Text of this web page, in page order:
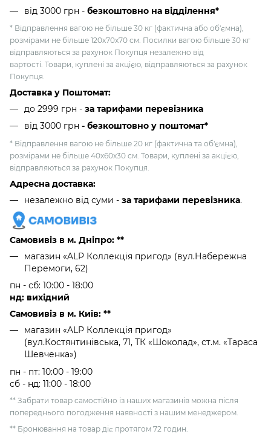
від 3000 грн - безкоштовно на відділення*
* Відправлення вагою не більше 30 кг (фактична або об'ємна),
розмірами не більше 120х70х70 см. Посилки вагою більше 30 кг
відправляються за рахунок Покупця незалежно від
вартості. Товари, куплені за акцією, відправляються за рахунок
Покупця.
Доставка у Поштомат:
до 2999 грн - за тарифами перевізника
від 3000 грн - безкоштовно у поштомат*
* Відправлення вагою не більше 20 кг (фактична та об'ємна),
розмірами не більше 40х60х30 см. Товари, куплені за акцією,
відправляються за рахунок Покупця.
Адресна доставка:
незалежно від суми - за тарифами перевізника.
Самовивіз в м. Дніпро: **
магазин «ALP Коллекція пригод» (вул.Набережна
Перемоги, 62)
пн - сб: 10:00 - 18:00
нд: вихідний
Самовивіз в м. Київ: **
магазин «ALP Коллекція пригод»
(вул.Костянтинівська, 71, ТК «Шоколад», ст.м. «Тараса
Шевченка»)
пн - пт: 10:00 - 19:00
сб - нд: 11:00 - 18:00
** Забрати товар самостійно із наших магазинів можна після
попереднього погодження наявності з нашим менеджером.
** Бронювання на товар діє протягом 72 годин.